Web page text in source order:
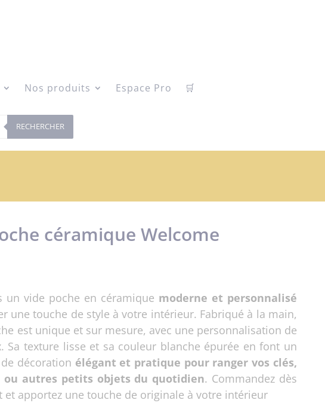
Nos produits Espace Pro 🛒
RECHERCHER
céramique Welcome
un vide poche en céramique moderne et personnalisé
une touche de style à votre intérieur. Fabriqué à la main,
est unique et sur mesure, avec une personnalisation de
Sa texture lisse et sa couleur blanche épurée en font un
décoration élégant et pratique pour ranger vos clés,
ou autres petits objets du quotidien. Commandez dès
et apportez une touche de originale à votre intérieur